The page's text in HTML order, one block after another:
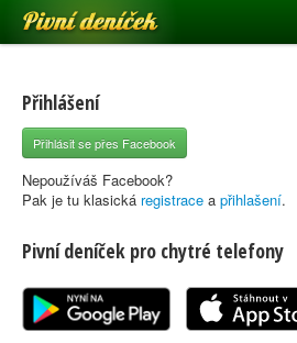
Pivní deníček
Pivní mapa
Pivní značky
Nápověda
Registrace
Přihlášení
Přihlásit se přes Facebook
Nepoužíváš Facebook?
Pak je tu klasická registrace a přihlašení.
Pivní deníček pro chytré telefony